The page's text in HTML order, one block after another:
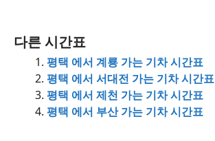
다른 시간표
평택 에서 계룡 가는 기차 시간표
평택 에서 서대전 가는 기차 시간표
평택 에서 제천 가는 기차 시간표
평택 에서 부산 가는 기차 시간표